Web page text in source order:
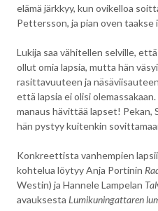
elämä järkkyy, kun ovikelloa
Pettersson, ja pian oven
Lukija saa vähitellen selville,
ollut omia lapsia, mutta hän
rasittavuuteen ja
että lapsia ei olisi
manaus hävittää lapset! Pekan,
hän pystyy kuitenkin
Konkreettista vanhempien
kohtelua löytyy Anja Portinin
Westin) ja Hannele Lampelan
avauksesta Lumikuningattaren